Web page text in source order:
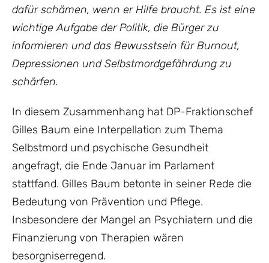
dafür schämen, wenn er Hilfe braucht. Es ist eine
wichtige Aufgabe der Politik, die Bürger zu
informieren und das Bewusstsein für Burnout,
Depressionen und Selbstmordgefährdung zu
schärfen.
In diesem Zusammenhang hat DP-Fraktionschef
Gilles Baum eine Interpellation zum Thema
Selbstmord und psychische Gesundheit
angefragt, die Ende Januar im Parlament
stattfand. Gilles Baum betonte in seiner Rede die
Bedeutung von Prävention und Pflege.
Insbesondere der Mangel an Psychiatern und die
Finanzierung von Therapien wären
besorgniserregend.